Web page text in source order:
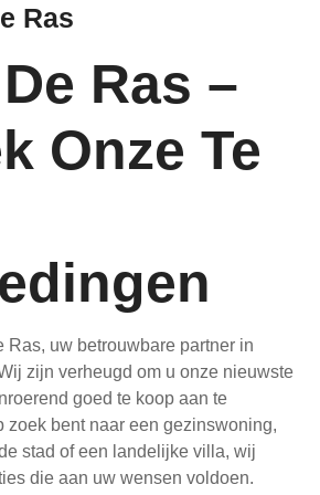
Ras
Ras –
Onze Te
Ras, uw betrouwbare partner in
zijn verheugd om u onze nieuwste
goed te koop aan te
zoek bent naar een gezinswoning,
stad of een landelijke villa, wij
die aan uw wensen voldoen.